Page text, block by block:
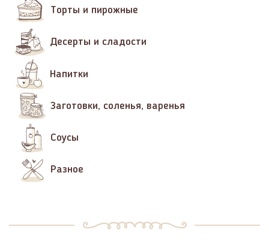
Торты и пирожные
Десерты и сладости
Напитки
Заготовки, соленья, варенья
Соусы
Разное